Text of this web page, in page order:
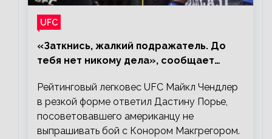
UFC
«Заткнись, жалкий подражатель. До
тебя нет никому дела», сообщает
Рейтинговый легковес UFC Майкл Чендлер
в резкой форме ответил Дастину Порье,
посоветовавшего американцу не
выпрашивать бой с Конором Макгрегором.